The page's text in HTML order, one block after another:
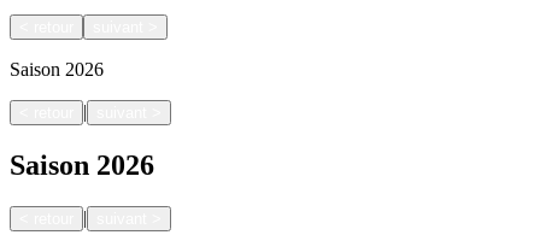
Saison 2026
|
Saison 2026
|